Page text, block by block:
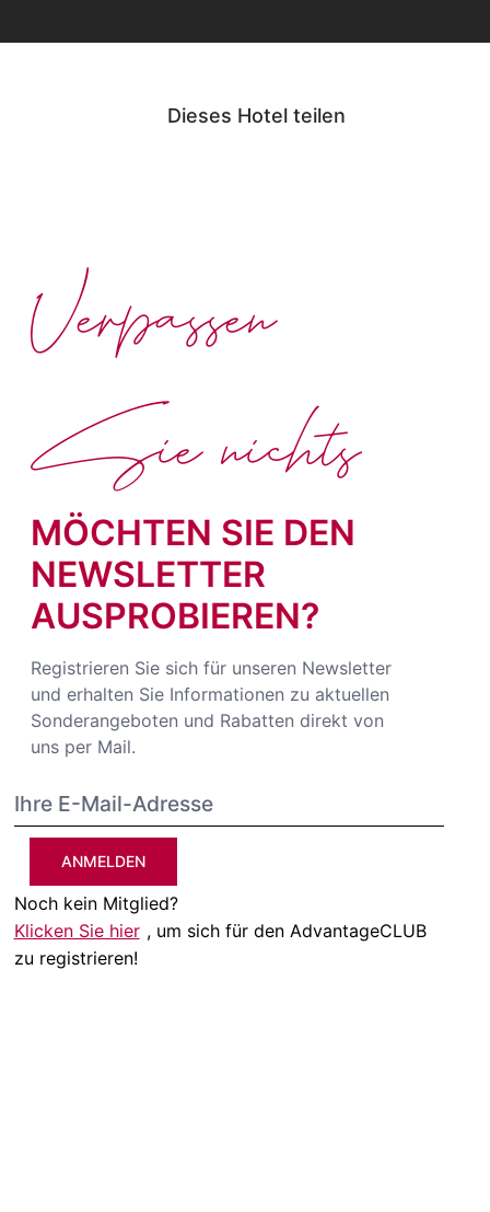
Dieses Hotel teilen
MÖCHTEN SIE DEN
NEWSLETTER
AUSPROBIEREN?
Registrieren Sie sich für unseren Newsletter
und erhalten Sie Informationen zu aktuellen
Sonderangeboten und Rabatten direkt von
uns per Mail.
ANMELDEN
Noch kein Mitglied?
Klicken Sie hier , um sich für den AdvantageCLUB
zu registrieren!
Verpassen
Sie nichts